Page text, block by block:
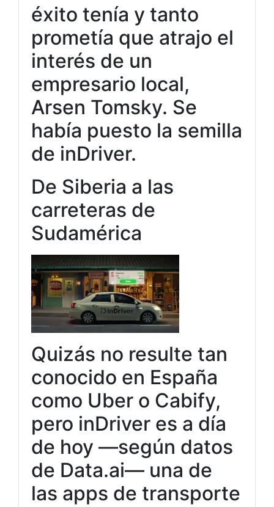
éxito tenía y tanto
prometía que atrajo el
interés de un
empresario local,
Arsen Tomsky. Se
había puesto la semilla
de inDriver.
De Siberia a las
carreteras de
Sudamérica
Quizás no resulte tan
conocido en España
como Uber o Cabify,
pero inDriver es a día
de hoy —según datos
de Data.ai— una de
las apps de transporte